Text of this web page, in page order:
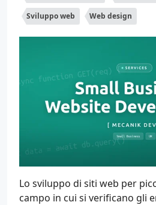
Sviluppo web Web design
Lo sviluppo di siti web per
campo in cui si verificano gli